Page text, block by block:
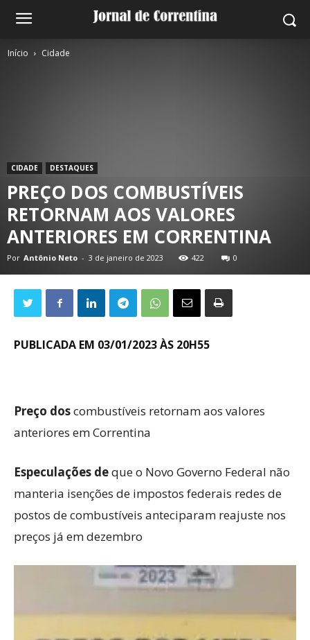
Início Cidade
CIDADE DESTAQUES
PREÇO DOS COMBUSTÍVEIS
RETORNAM AOS VALORES
ANTERIORES EM CORRENTINA
Por Antônio Neto - 3 de janeiro de 2023 422 0
PUBLICADA EM 03/01/2023 ÀS 20H55
Preço doscombustíveis retornam aos valores
anteriores em Correntina
Especulações deque o Novo Governo Federal não
manteria isenções de impostos federais redes de
postos de combustíveis anteciparam reajuste nos
preços já em dezembro